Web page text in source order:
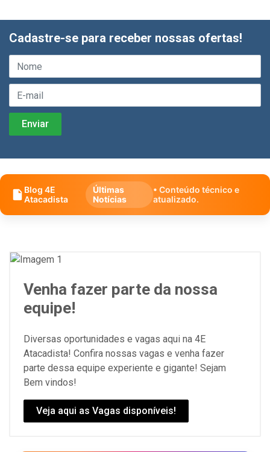
Cadastre-se para receber nossas ofertas!
Blog 4E
Atacadista
Últimas
Notícias
• Conteúdo técnico e
atualizado.
Venha fazer parte da nossa
equipe!
Diversas oportunidades e vagas aqui na 4E
Atacadista! Confira nossas vagas e venha fazer
parte dessa equipe experiente e gigante! Sejam
Bem vindos!
Veja aqui as Vagas disponíveis!